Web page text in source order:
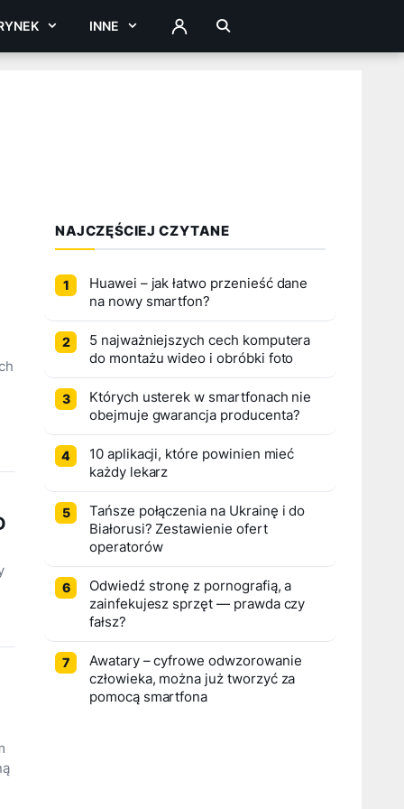
INNE ZALOGUJ
NAJCZĘŚCIEJ CZYTANE
Huawei – jak łatwo przenieść dane
na nowy smartfon?
5 najważniejszych cech komputera
do montażu wideo i obróbki foto
Których usterek w smartfonach nie
obejmuje gwarancja producenta?
10 aplikacji, które powinien mieć
każdy lekarz
Tańsze połączenia na Ukrainę i do
Białorusi? Zestawienie ofert
operatorów
Odwiedź stronę z pornografią, a
zainfekujesz sprzęt — prawda czy
fałsz?
Awatary – cyfrowe odwzorowanie
człowieka, można już tworzyć za
pomocą smartfona